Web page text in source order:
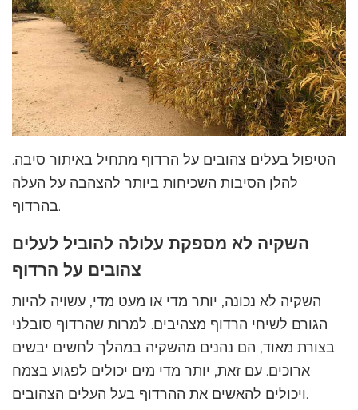
הטיפול בעלים צהובים על הרדוף מתחיל באיתור סיבה.
להלן הסיבות השכיחות ביותר להצהבה על העלה
בהרדוף.
השקיה לא מספקת עלולה להוביל לעלים
צהובים על הרדוף
השקיה לא נכונה, יותר מדי או מעט מדי, עשויה להיות
הגורם לשיחי הרדוף מצהיבים. למרות שהרדוף סובלני
בצורת מאוד, הם נהנים מהשקיה במהלך לחשים יבשים
ארוכים. עם זאת, יותר מדי מים יכולים לפגוע בצמח
ויכולים להאשים את ההרדוף בעל העלים הצהובים.